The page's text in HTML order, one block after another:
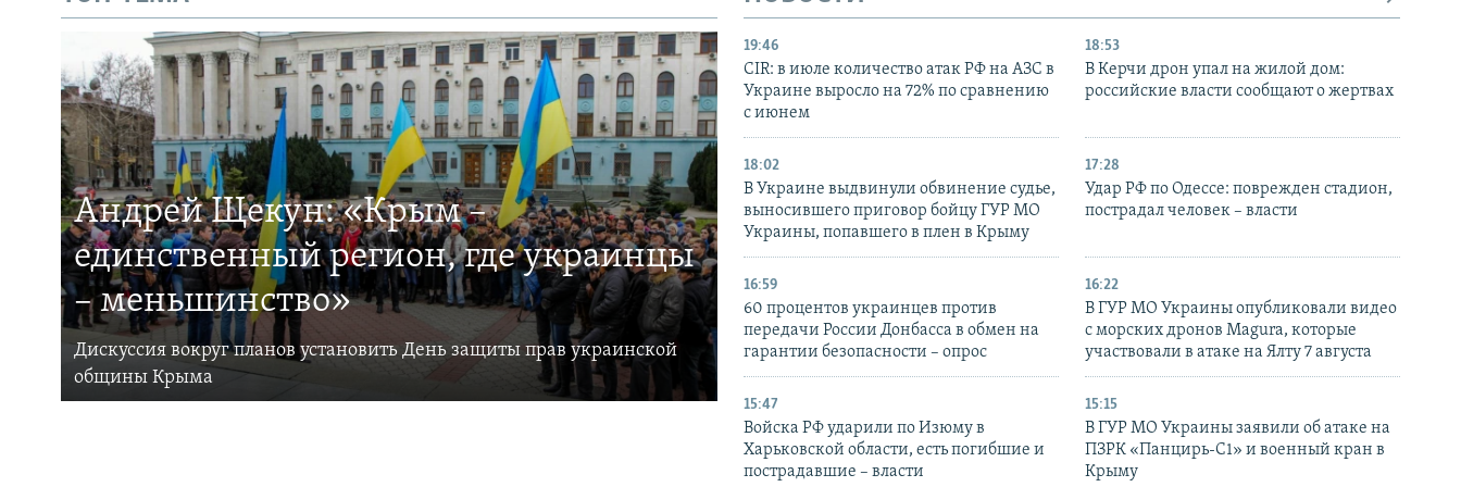
Андрей Щекун: «Крым –
единственный регион, где украинцы
– меньшинство»
Дискуссия вокруг планов установить День защиты прав украинской
общины Крыма
19:46
CIR: в июле количество атак РФ на АЗС в
Украине выросло на 72% по сравнению
с июнем
18:53
В Керчи дрон упал на жилой дом:
российские власти сообщают о жертвах
18:02
В Украине выдвинули обвинение судье,
выносившего приговор бойцу ГУР МО
Украины, попавшего в плен в Крыму
17:28
Удар РФ по Одессе: поврежден стадион,
пострадал человек – власти
16:59
60 процентов украинцев против
передачи России Донбасса в обмен на
гарантии безопасности – опрос
16:22
В ГУР МО Украины опубликовали видео
с морских дронов Magura, которые
участвовали в атаке на Ялту 7 августа
15:47
Войска РФ ударили по Изюму в
Харьковской области, есть погибшие и
пострадавшие – власти
15:15
В ГУР МО Украины заявили об атаке на
ПЗРК «Панцирь-С1» и военный кран в
Крыму